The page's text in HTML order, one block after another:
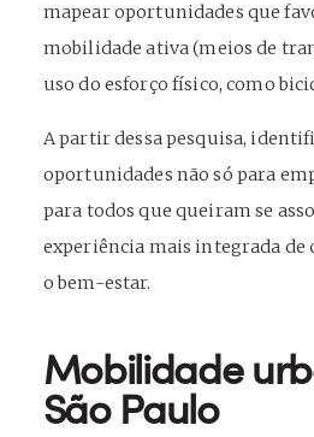
mapear oportunidades que
mobilidade ativa (meios de
uso do esforço físico, como
A partir dessa pesquisa,
oportunidades não só para
para todos que queiram se
experiência mais integrada de
o bem-estar.
Mobilidade
São Paulo